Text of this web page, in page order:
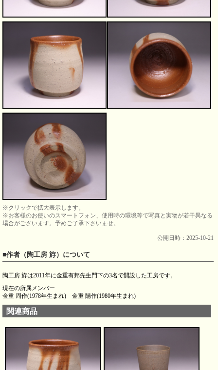
※クリックで拡大表示します。
※お客様のお使いのスマートフォン、使用時の環境等で写真と実物が若干異なる
場合がございます。予めご了承下さいませ。
公開日時：2025-10-21
■作者（陶工房 斿）について
陶工房 斿は2011年に金重有邦先生門下の3名で開設した工房です。
現在の所属メンバー
金重 周作(1978年生まれ) 金重 陽作(1980年生まれ)
関連商品